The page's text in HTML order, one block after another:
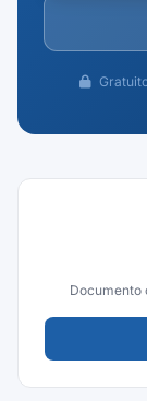
Documento